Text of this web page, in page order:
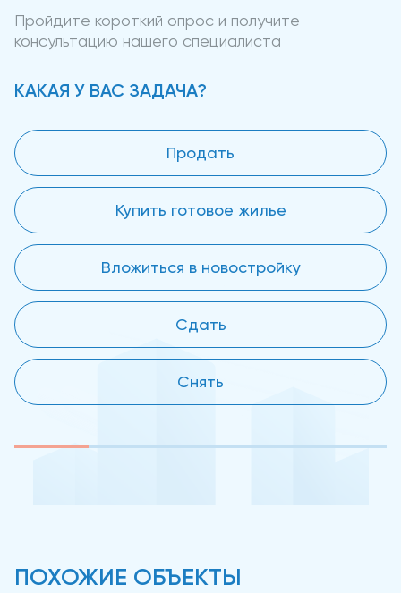
Пройдите короткий опрос и получите
консультацию нашего специалиста
КАКАЯ У ВАС ЗАДАЧА?
Продать
Купить готовое жилье
Вложиться в новостройку
Сдать
Снять
ПОХОЖИЕ ОБЪЕКТЫ